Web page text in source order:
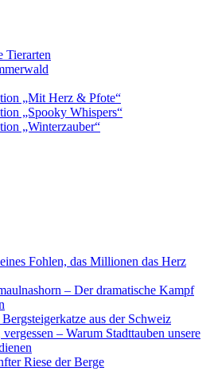
Tierarten
„Mit Herz & Pfote“
„Spooky Whispers“
„Winterzauber“
Fohlen, das Millionen das Herz
– Der dramatische Kampf
aus der Schweiz
– Warum Stadttauben unsere
Riese der Berge